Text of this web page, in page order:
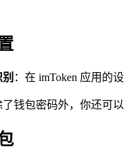
：在 imToken 应用的
了钱包密码外，你还可